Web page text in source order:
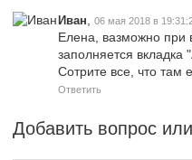
Иван 06 мая 2018 в
Елена, вазможно при
заполняется вкладка
Сотрите все, что там
Ответить
Добавить вопрос